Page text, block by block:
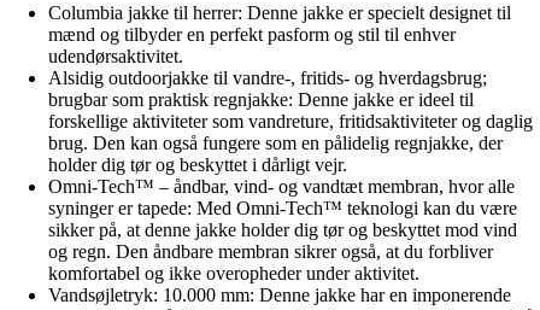
Columbia jakke til herrer: Denne jakke er specielt designet til
mænd og tilbyder en perfekt pasform og stil til enhver
udendørsaktivitet.
Alsidig outdoorjakke til vandre-, fritids- og hverdagsbrug;
brugbar som praktisk regnjakke: Denne jakke er ideel til
forskellige aktiviteter som vandreture, fritidsaktiviteter og daglig
brug. Den kan også fungere som en pålidelig regnjakke, der
holder dig tør og beskyttet i dårligt vejr.
Omni-Tech™ – åndbar, vind- og vandtæt membran, hvor alle
syninger er tapede: Med Omni-Tech™ teknologi kan du være
sikker på, at denne jakke holder dig tør og beskyttet mod vind
og regn. Den åndbare membran sikrer også, at du forbliver
komfortabel og ikke overopheder under aktivitet.
Vandsøjletryk: 10.000 mm: Denne jakke har en imponerende